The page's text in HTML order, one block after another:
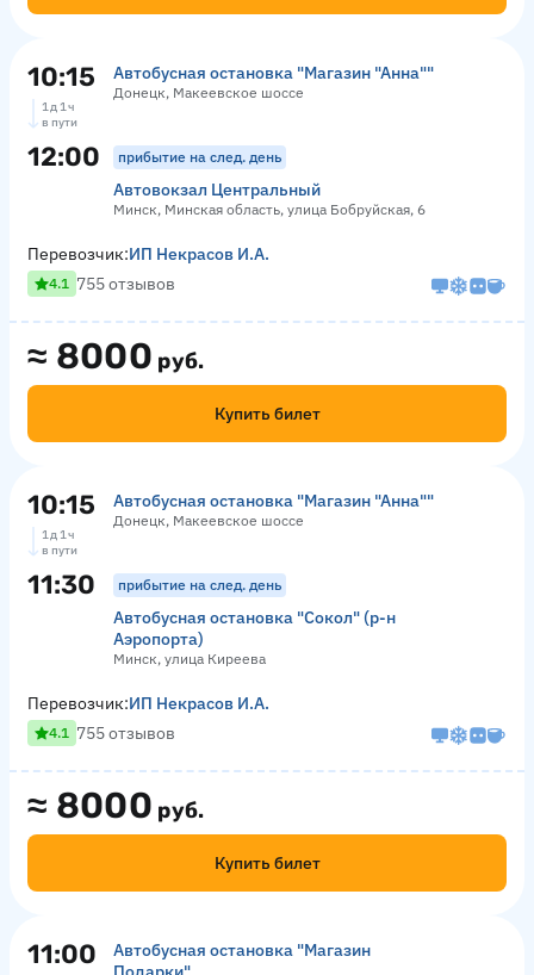
10:15 Автобусная остановка "Магазин "Анна""
Донецк, Макеевское шоссе
1 д 1 ч
в пути
12:00 прибытие на след. день
Автовокзал Центральный
Минск, Минская область, улица Бобруйская, 6
≈ 8000 руб.
Купить билет
Перевозчик:ИП Некрасов И.А.
4.1 755 отзывов
10:15 Автобусная остановка "Магазин "Анна""
Донецк, Макеевское шоссе
1 д 1 ч
в пути
11:30 прибытие на след. день
Автобусная остановка "Сокол" (р-н
Аэропорта)
Минск, улица Киреева
≈ 8000 руб.
Купить билет
Перевозчик:ИП Некрасов И.А.
4.1 755 отзывов
11:00
Автобусная остановка "Магазин